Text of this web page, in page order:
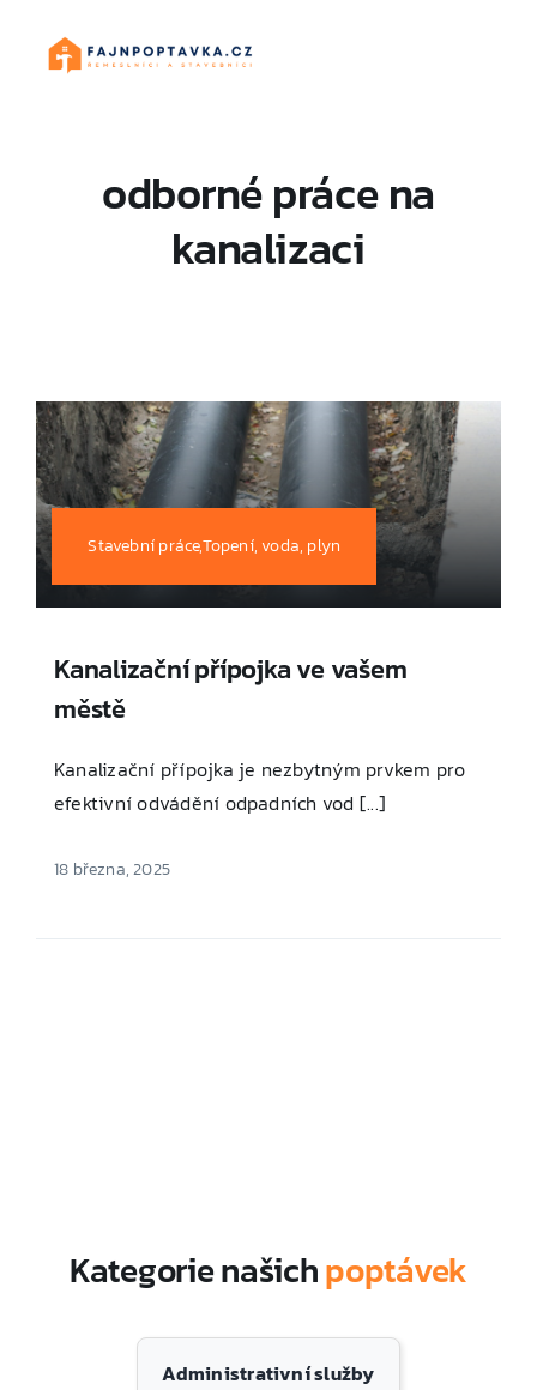
odborné práce na
kanalizaci
Stavební práce,Topení, voda, plyn
Kanalizační přípojka ve vašem
městě
Kanalizační přípojka je nezbytným prvkem pro
efektivní odvádění odpadních vod [...]
18 března, 2025
Kategorie našichpoptávek
Administrativní služby